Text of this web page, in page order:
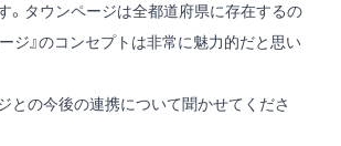
。タウンページは全都道府県に存在するの
ージ』のコンセプトは非常に魅力的だと思い
との今後の連携について聞かせてくださ